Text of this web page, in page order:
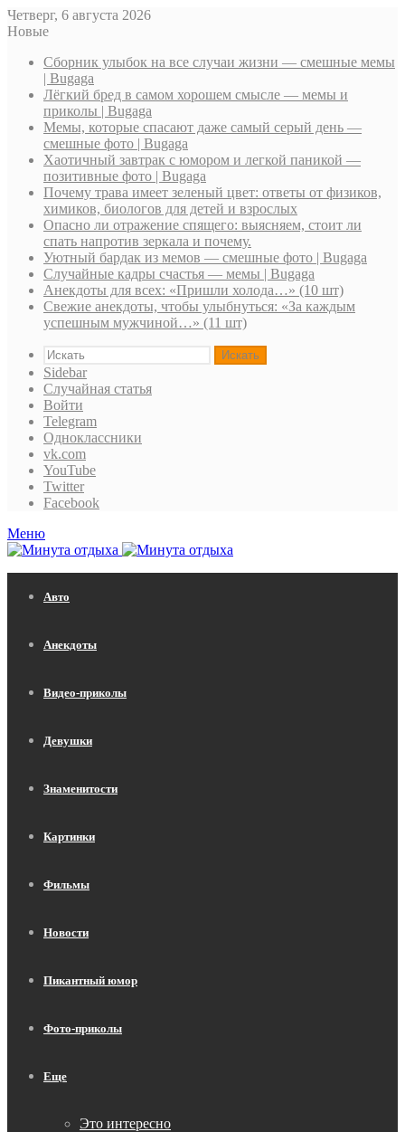
Четверг, 6 августа 2026
Новые
Сборник улыбок на все случаи жизни — смешные мемы
| Bugaga
Лёгкий бред в самом хорошем смысле — мемы и
приколы | Bugaga
Мемы, которые спасают даже самый серый день —
смешные фото | Bugaga
Хаотичный завтрак с юмором и легкой паникой —
позитивные фото | Bugaga
Почему трава имеет зеленый цвет: ответы от физиков,
химиков, биологов для детей и взрослых
Опасно ли отражение спящего: выясняем, стоит ли
спать напротив зеркала и почему.
Уютный бардак из мемов — смешные фото | Bugaga
Случайные кадры счастья — мемы | Bugaga
Анекдоты для всех: «Пришли холода…» (10 шт)
Свежие анекдоты, чтобы улыбнуться: «За каждым
успешным мужчиной…» (11 шт)
Искать
Sidebar
Случайная статья
Войти
Telegram
Одноклассники
vk.com
YouTube
Twitter
Facebook
Меню
Авто
Анекдоты
Видео-приколы
Девушки
Знаменитости
Картинки
Фильмы
Новости
Пикантный юмор
Фото-приколы
Еще
Это интересно